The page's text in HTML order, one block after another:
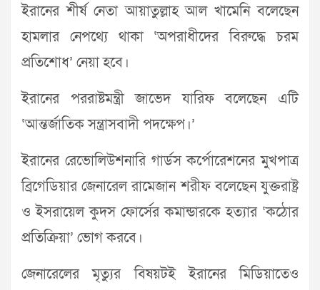
ইরানের শীর্ষ নেতা আয়াতুল্লাহ আল খামেনি বলেছেন
হামলার নেপথ্যে থাকা ‘অপরাধীদের বিরুদ্ধে চরম
প্রতিশোধ’ নেয়া হবে।
ইরানের পররাষ্টমন্ত্রী জাভেদ যারিফ বলেছেন এটি
‘আন্তর্জাতিক সন্ত্রাসবাদী পদক্ষেপ।’
ইরানের রেভোলিউশনারি গার্ডস কর্পোরেশনের মুখপাত্র
ব্রিগেডিয়ার জেনারেল রামেজান শরীফ বলেছেন যুক্তরাষ্ট্র
ও ইসরায়েল কুদস ফোর্সের কমান্ডারকে হত্যার ‘কঠোর
প্রতিক্রিয়া’ ভোগ করবে।
জেনারেলের মৃত্যুর বিষয়টই ইরানের মিডিয়াতেও